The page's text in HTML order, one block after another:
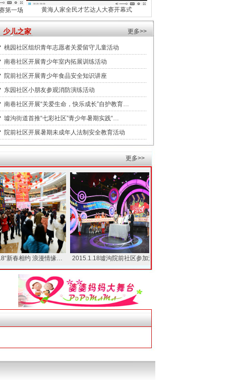
第一场 黄海人家全民才艺达人大赛开幕式
少儿之家 更多>>
桃园社区组织青年志愿者关爱留守儿童活动
南巷社区开展青少年室内拓展训练活动
院前社区开展青少年食品安全知识讲座
东园社区小朋友参观消防演练活动
南巷社区开展“关爱生命，快乐成长”自护教育…
墟沟街道首推“七彩社区”青少年暑期实践“…
院前社区开展暑期未成年人法制安全教育活动
更多>>
相约 浪漫情缘… 2015.1.18墟沟院前社区参加江…